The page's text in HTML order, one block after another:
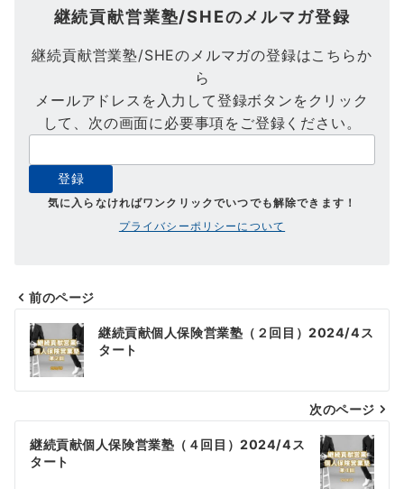
継続貢献営業塾/SHEのメルマガ登録
継続貢献営業塾/SHEのメルマガの登録はこちらか
ら
メールアドレスを入力して登録ボタンをクリック
して、次の画面に必要事項をご登録ください。
気に入らなければワンクリックでいつでも解除できます！
プライバシーポリシーについて
投
稿
ナ
ビ
ゲ
ー
前のページ
継続貢献個人保険営業塾（２回目）2024/4ス
タート
次のページ
継続貢献個人保険営業塾（４回目）2024/4ス
タート